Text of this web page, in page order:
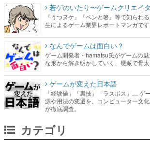
若ゲのいたり〜ゲームクリエイ
『うつヌケ』『ペンと箸』等で知られ
生によるゲーム業界レポートマンガです
なんでゲームは面白い？
ゲーム開発者・hamatsu氏がゲームの
な形から解き明かしていく、硬派で骨太
ゲームが変えた日本語
「経験値」「裏技」「ラスボス」… ゲ
源や用法の変遷を、コンピューター文
が徹底調査。
カテゴリ